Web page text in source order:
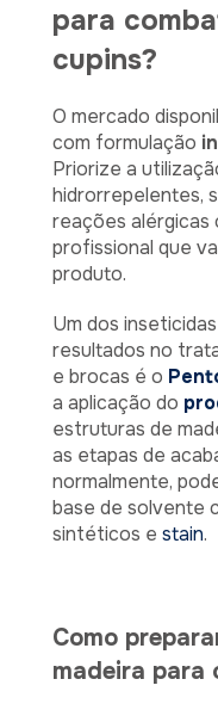
para
cupins?
O mercado
com formulação
Priorize a
hidrorrepelentes,
reações alérgicas
profissional que
produto.
Um dos
resultados no
e brocas é o
a aplicação do
estruturas de
as etapas de
normalmente,
base de solvente
sintéticos e stain.
Como
madeira para